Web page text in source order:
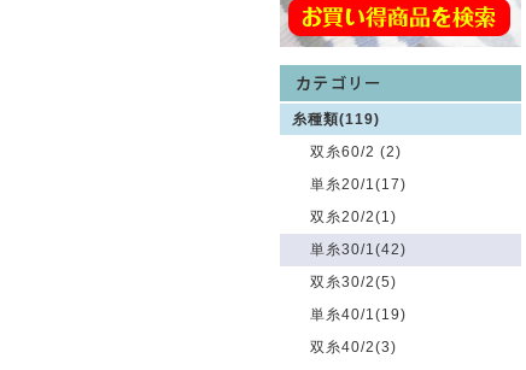
糸種類(119)
双糸60/2 (2)
単糸20/1(17)
双糸20/2(1)
単糸30/1(42)
双糸30/2(5)
単糸40/1(19)
双糸40/2(3)